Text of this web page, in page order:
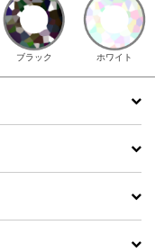
ブラック ホワイト